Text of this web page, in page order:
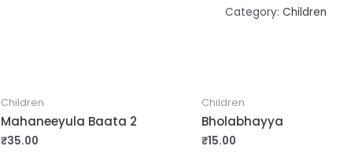
Category: Children
Children
Mahaneeyula Baata 2
₹35.00
Children
Bholabhayya
₹15.00